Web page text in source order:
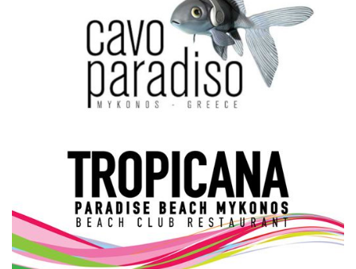
Science & Tech
Aegean Islands
Σεβασμιώτατος Δωρόθεος Β’
Cost Of Living Crisis